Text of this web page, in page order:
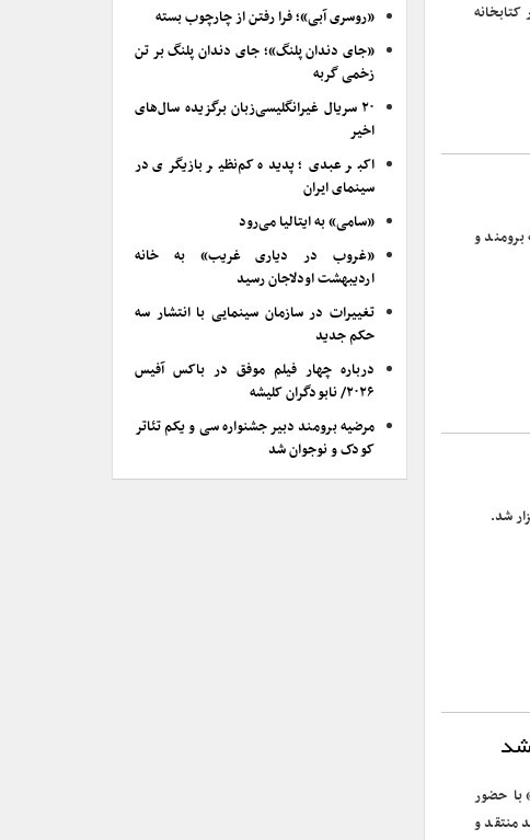
و
شد
با حضور
منتقد و
«روسری آبی»؛ فرا رفتن از چارچوب بسته
«جای دندان پلنگ»؛ جای دندان پلنگ بر تن
زخمی گربه
۲۰ سریال غیرانگلیسی‌زبان برگزیده سال‌های
اخیر
اکبر عبدی؛ پدیده کم‌نظیر بازیگری در
سینمای ایران
«سامی» به ایتالیا می‌رود
«غروب در دیاری غریب» به خانه
اردیبهشت اودلاجان رسید
تغییرات در سازمان سینمایی با انتشار سه
حکم جدید
درباره چهار فیلم موفق در باکس آفیس
۲۰۲۶/ نابودگران کلیشه
مرضیه برومند دبیر جشنواره سی و یکم تئاتر
کودک و نوجوان شد